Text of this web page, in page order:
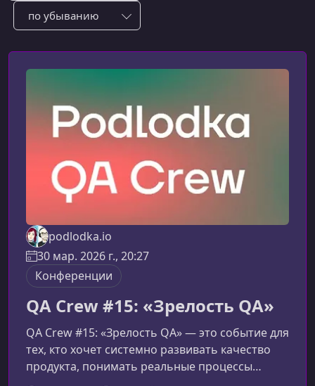
Сотировать по:
podlodka.io
30 мар. 2026 г., 20:27
Конференции
QA Crew #15: «Зрелость QA»
QA Crew #15: «Зрелость QA» — это событие для
тех, кто хочет системно развивать качество
продукта, понимать реальные процессы